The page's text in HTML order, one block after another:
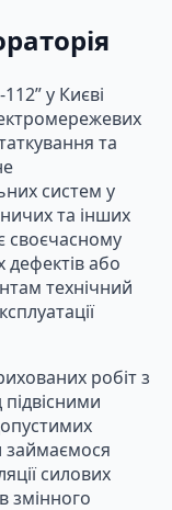
у Києві
та
систем у
та інших
своєчасному
або
технічний
робіт з
займаємося
силових
змінного